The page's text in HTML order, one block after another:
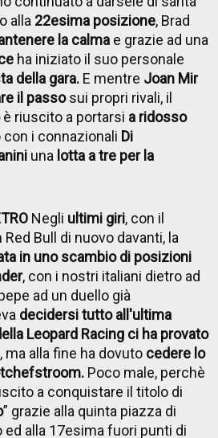
alla 22esima posizione, Brad
la calma e grazie ad una
ha iniziato il suo personale
della gara. E mentre Joan Mir
il passosui propri rivali, il
è riuscito a portarsi a ridosso
con i connazionali Di
una lotta a tre per la
Negli ultimi giri, con il
Bull di nuovo davanti, la
in uno scambio di posizioni
, con i nostri italiani dietro ad
ad un duello già
decidersi tutto all'ultima
Leopard Racing ci ha provato
, ma alla fine ha dovuto cedere lo
Poco male, perchè
a conquistare il titolo di
” grazie alla quinta piazza di
ed alla 17esima fuori punti di